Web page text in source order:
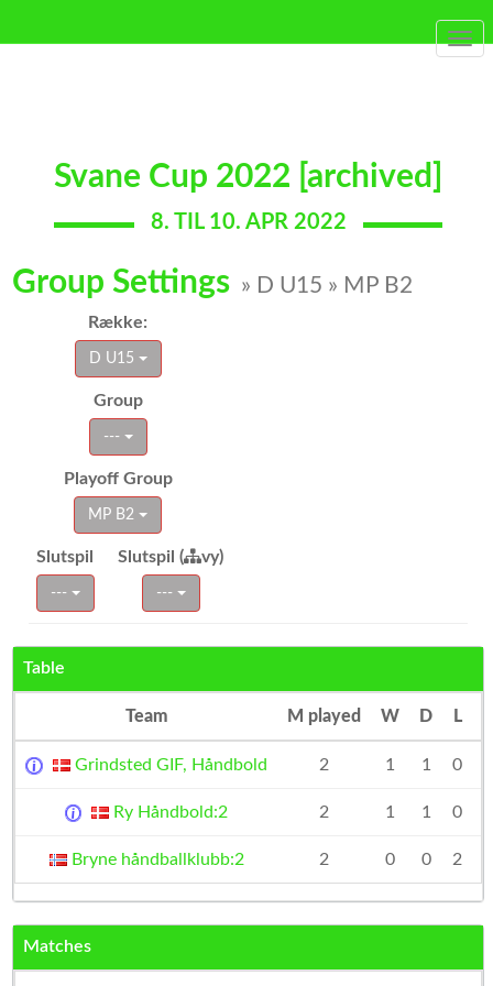
Svane Cup 2022 [archived]
8. TIL 10. APR 2022
Group Settings » D U15 » MP B2
Række:
D U15
Group
---
Playoff Group
MP B2
Slutspil Slutspil ( vy)
--- ---
Table
Team M played W D L
Grindsted GIF, Håndbold 2 1 1 0
Ry Håndbold:2 2 1 1 0
Bryne håndballklubb:2 2 0 0 2
Matches